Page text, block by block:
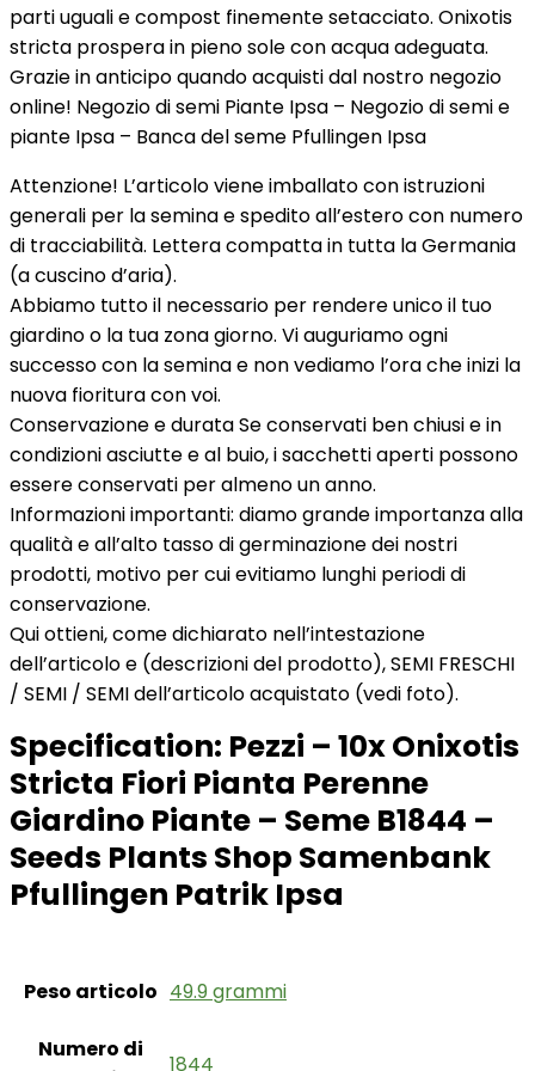
parti uguali e compost finemente setacciato. Onixotis
stricta prospera in pieno sole con acqua adeguata.
Grazie in anticipo quando acquisti dal nostro negozio
online! Negozio di semi Piante Ipsa – Negozio di semi e
piante Ipsa – Banca del seme Pfullingen Ipsa
Attenzione! L’articolo viene imballato con istruzioni
generali per la semina e spedito all’estero con numero
di tracciabilità. Lettera compatta in tutta la Germania
(a cuscino d’aria).
Abbiamo tutto il necessario per rendere unico il tuo
giardino o la tua zona giorno. Vi auguriamo ogni
successo con la semina e non vediamo l’ora che inizi la
nuova fioritura con voi.
Conservazione e durata Se conservati ben chiusi e in
condizioni asciutte e al buio, i sacchetti aperti possono
essere conservati per almeno un anno.
Informazioni importanti: diamo grande importanza alla
qualità e all’alto tasso di germinazione dei nostri
prodotti, motivo per cui evitiamo lunghi periodi di
conservazione.
Qui ottieni, come dichiarato nell’intestazione
dell’articolo e (descrizioni del prodotto), SEMI FRESCHI
/ SEMI / SEMI dell’articolo acquistato (vedi foto).
Specification: Pezzi – 10x Onixotis
Stricta Fiori Pianta Perenne
Giardino Piante – Seme B1844 –
Seeds Plants Shop Samenbank
Pfullingen Patrik Ipsa
Peso articolo ‎49.9 grammi
Numero di
‎1844